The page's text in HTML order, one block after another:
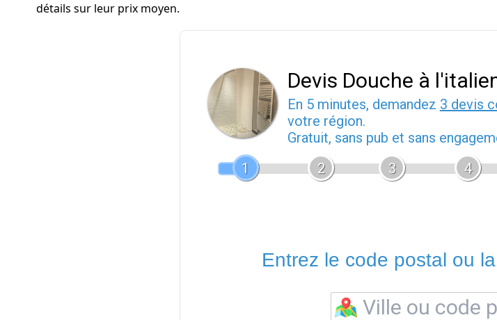
détails sur leur prix moyen.
Devis Douche à
En 5 minutes, demandez 3 devis
votre région.
Gratuit, sans pub et sans
1
2 3 4
Entrez le code postal ou